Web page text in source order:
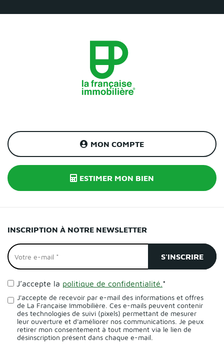
MON COMPTE
ESTIMER MON BIEN
INSCRIPTION À NOTRE NEWSLETTER
J’accepte la politique de confidentialité. *
J'accepte de recevoir par e-mail des informations et offres
de La Française Immobilière. Ces e-mails peuvent contenir
des technologies de suivi (pixels) permettant de mesurer
leur ouverture et d'améliorer nos communications. Je peux
retirer mon consentement à tout moment via le lien de
désinscription présent dans chaque e-mail.